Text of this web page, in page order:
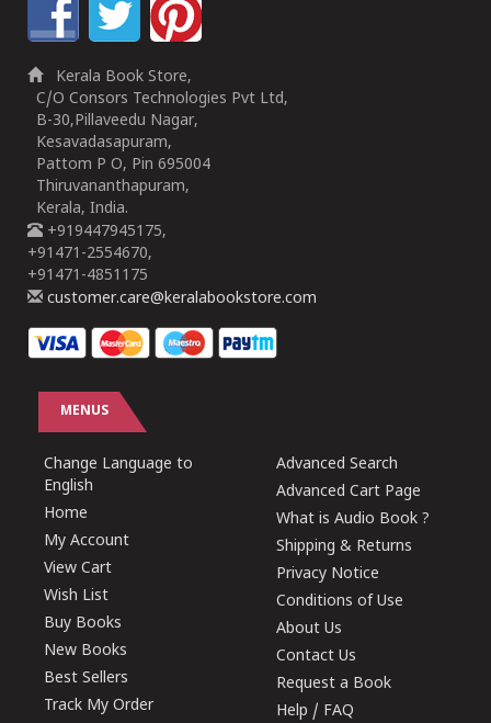
Kerala Book Store,
C/O Consors Technologies Pvt Ltd,
B-30,Pillaveedu Nagar,
Kesavadasapuram,
Pattom P O, Pin 695004
Thiruvananthapuram,
Kerala, India.
+919447945175,
+91471-2554670,
+91471-4851175
customer.care@keralabookstore.com
MENUS
Change Language to
English
Home
My Account
View Cart
Wish List
Buy Books
New Books
Best Sellers
Track My Order
Advanced Search
Advanced Cart Page
What is Audio Book ?
Shipping & Returns
Privacy Notice
Conditions of Use
About Us
Contact Us
Request a Book
Help / FAQ